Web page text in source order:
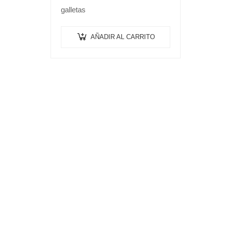
galletas
AÑADIR AL CARRITO